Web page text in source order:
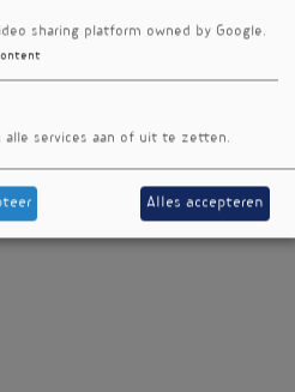
M et al. The effect of a
diosmin, hesperidin and
syndrome
color Doppler ultrasonography
2024; 76(3):250-256
sharing platform owned by Google.
alle services aan of uit te zetten.
Alles accepteren